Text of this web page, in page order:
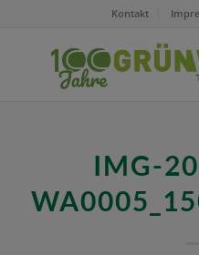
Kontakt
IMG-